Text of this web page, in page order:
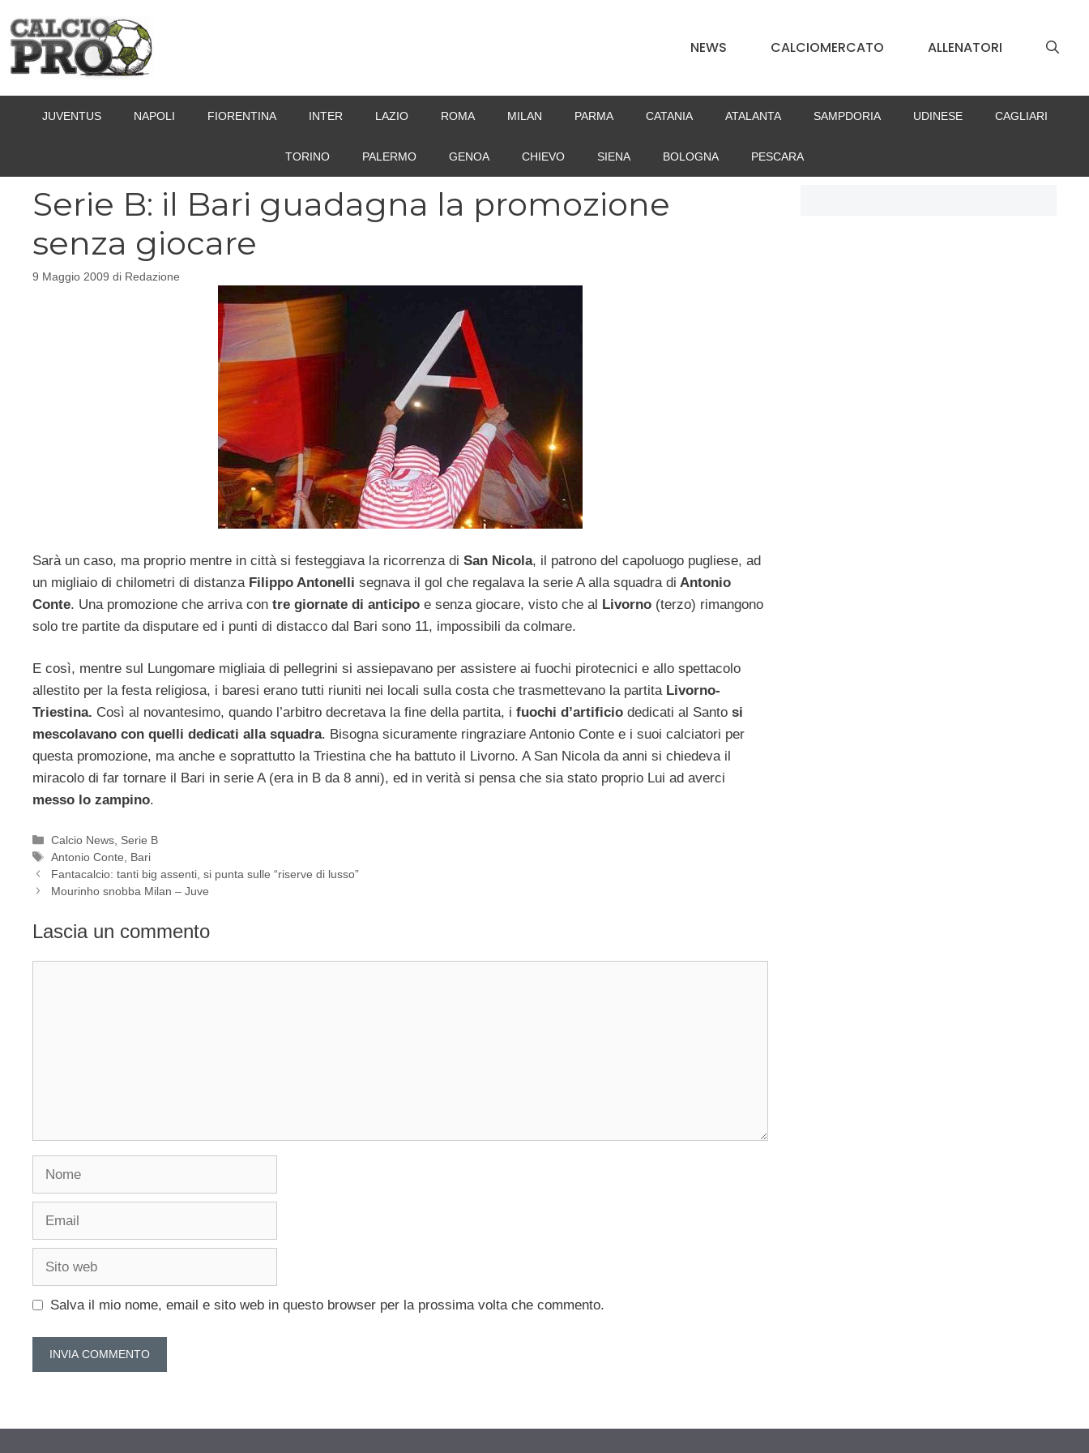
contenuto
NEWS CALCIOMERCATO ALLENATORI
JUVENTUS NAPOLI FIORENTINA INTER LAZIO ROMA MILAN PARMA CATANIA ATALANTA SAMPDORIA UDINESE CAGLIARI
TORINO PALERMO GENOA CHIEVO SIENA BOLOGNA PESCARA
Serie B: il Bari guadagna la promozione
senza giocare
9 Maggio 2009 di Redazione
Sarà un caso, ma proprio mentre in città si festeggiava la ricorrenza di San Nicola, il patrono del capoluogo pugliese, ad
un migliaio di chilometri di distanza Filippo Antonelli segnava il gol che regalava la serie A alla squadra di Antonio
Conte. Una promozione che arriva con tre giornate di anticipo e senza giocare, visto che al Livorno (terzo) rimangono
solo tre partite da disputare ed i punti di distacco dal Bari sono 11, impossibili da colmare.
E così, mentre sul Lungomare migliaia di pellegrini si assiepavano per assistere ai fuochi pirotecnici e allo spettacolo
allestito per la festa religiosa, i baresi erano tutti riuniti nei locali sulla costa che trasmettevano la partita Livorno-
Triestina. Così al novantesimo, quando l’arbitro decretava la fine della partita, i fuochi d’artificio dedicati al Santo si
mescolavano con quelli dedicati alla squadra. Bisogna sicuramente ringraziare Antonio Conte e i suoi calciatori per
questa promozione, ma anche e soprattutto la Triestina che ha battuto il Livorno. A San Nicola da anni si chiedeva il
miracolo di far tornare il Bari in serie A (era in B da 8 anni), ed in verità si pensa che sia stato proprio Lui ad averci
messo lo zampino.
Categorie
Calcio News Serie B
Tag
Antonio Conte
Bari
Fantacalcio: tanti big assenti, si punta sulle “riserve di lusso”
Mourinho snobba Milan – Juve
Lascia un commento
Nome
Email
Sito
Salva il mio nome, email e sito web in questo browser per la prossima volta che commento.